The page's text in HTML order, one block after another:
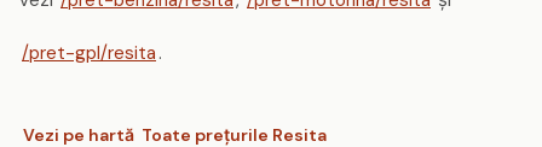
/pret-gpl/resita .
Vezi pe hartă Toate prețurile Resita